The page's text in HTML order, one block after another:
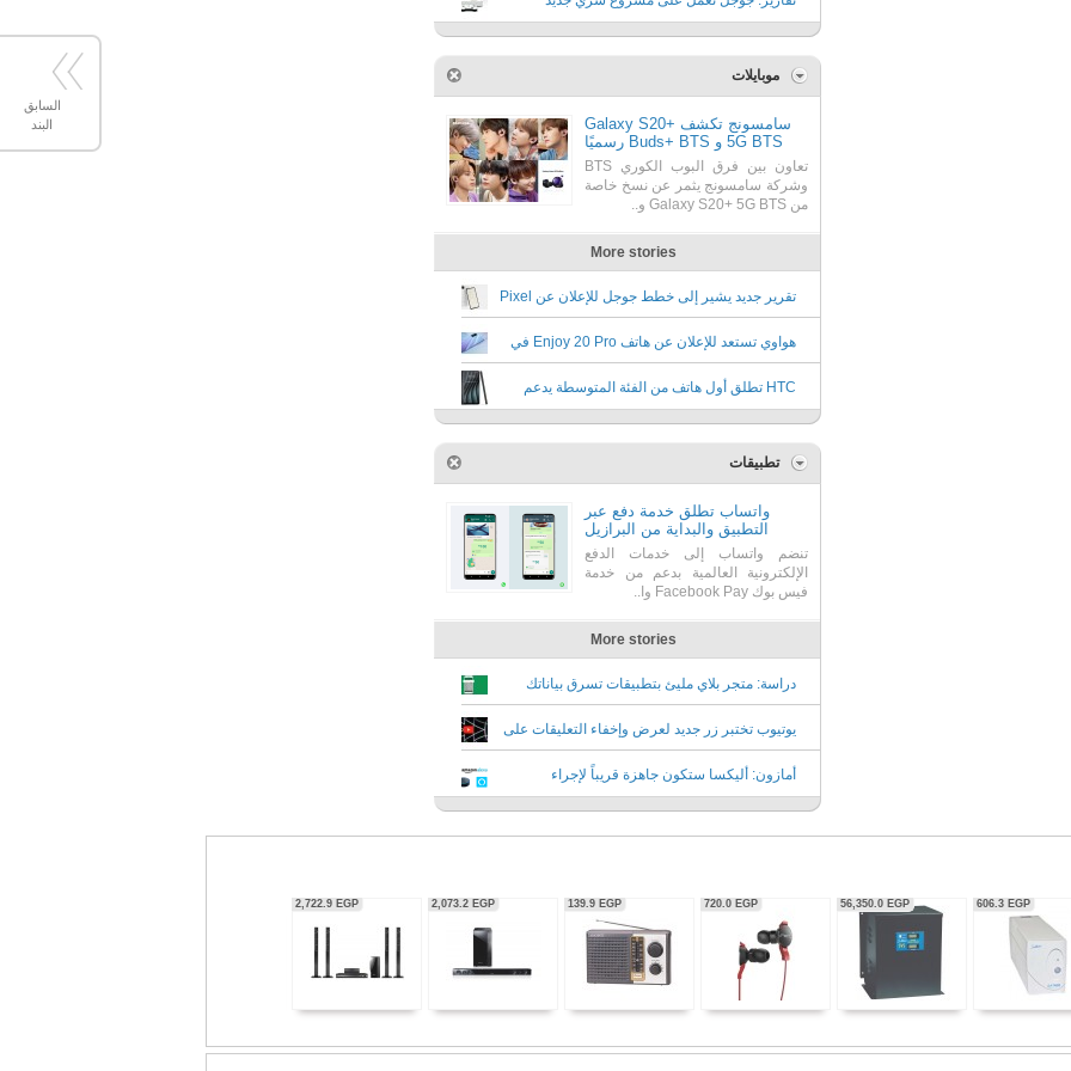
موبايلات
سامسونج تكشف Galaxy S20+
5G BTS و Buds+ BTS رسميًا
تعاون بين فرق البوب الكوري BTS
وشركة سامسونج يثمر عن نسخ خاصة
من Galaxy S20+ 5G BTS و..
More stories
تقرير جديد يشير إلى خطط جوجل للإعلان عن Pixel
هواوي تستعد للإعلان عن هاتف Enjoy 20 Pro في
19 من يونيو
HTC تطلق أول هاتف من الفئة المتوسطة يدعم
الجيل الخامس
تطبيقات
واتساب تطلق خدمة دفع عبر
التطبيق والبداية من البرازيل
تنضم واتساب إلى خدمات الدفع
الإلكترونية العالمية بدعم من خدمة
فيس بوك Facebook Pay وا..
More stories
دراسة: متجر بلاي مليئ بتطبيقات تسرق بياناتك
يوتيوب تختبر زر جديد لعرض وإخفاء التعليقات على
أندرويد
أمازون: أليكسا ستكون جاهزة قريباً لإجراء
محادثات تفاعلية أقرب ما يكون للأسلوب البشري
السابق
البند
139.9EGP 720.0EGP 56,350.0 EGP 606.3 EGP 2,722.9EGP 2,073.2EGP